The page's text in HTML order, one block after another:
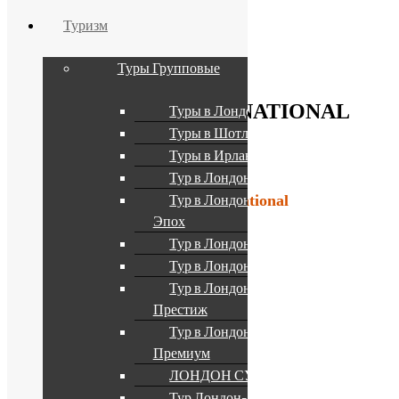
Главная
SPRACHCAFFE INTERNATIONAL
Sprachcaffe International
Туризм
Туры Групповые
Туры в Лондон
Туры в Шотландию
Туры в Ирландию
Тур в Лондон Бюджет
Тур в Лондон Разных
Эпох
Тур в Лондон Триумф
Тур в Лондон Супер
Тур в Лондон
Престиж
Тур в Лондон
Премиум
ЛОНДОН СУПЕР +